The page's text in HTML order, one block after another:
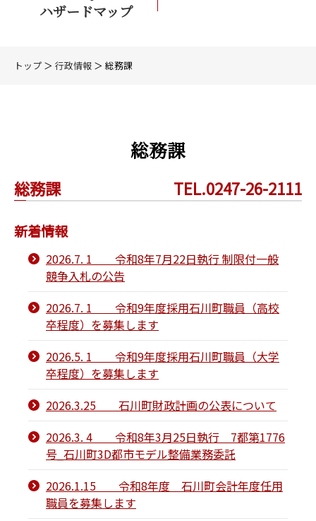
ハザードマップ
トップ ＞ 行政情報 ＞ 総務課
総務課
総務課 TEL.0247-26-2111
新着情報
2026.7. 1 令和8年7月22日執行 制限付一般
競争入札の公告
2026.7. 1 令和9年度採用石川町職員（高校
卒程度）を募集します
2026.5. 1 令和9年度採用石川町職員（大学
卒程度）を募集します
2026.3.25 石川町財政計画の公表について
2026.3. 4 令和8年3月25日執行 7都第1776
号_石川町3D都市モデル整備業務委託
2026.1.15 令和8年度 石川町会計年度任用
職員を募集します